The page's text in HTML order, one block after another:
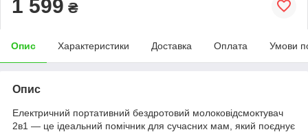
1 599 ₴
Опис Характеристики Доставка Оплата Умови
Опис
Електричний портативний бездротовий молоковідсмоктувач
2в1 — це ідеальний помічник для сучасних мам, який поєднує